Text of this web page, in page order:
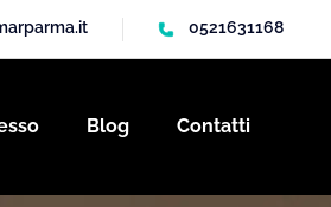
0521631168
Blog Contatti